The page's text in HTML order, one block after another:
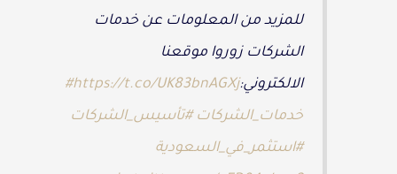
للمزيد من المعلومات عن خدمات
الشركات زوروا موقعنا
الالكتروني:https://t.co/UK83bnAGXj
#
خدمات_الشركات #تأسيس_الشركات
#استثمر_في_السعودية